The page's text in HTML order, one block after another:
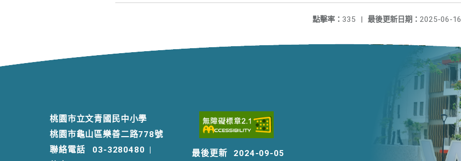
最後更新日期： 2025-06-16
點擊率： 335 |
桃園市立文青國民中小學
桃園市龜山區樂善二路778號
聯絡電話
03-3280480 |
最後更新 2024-09-05